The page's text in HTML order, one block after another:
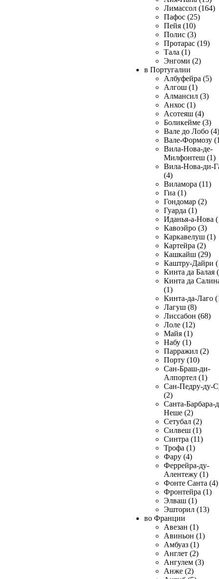
Лимассол (164)
Пафос (25)
Пейя (10)
Полис (3)
Протарас (19)
Тала (1)
Энгоми (2)
в Португалии
Албуфейра (5)
Алгош (1)
Алмансил (3)
Анхос (1)
Асотеяш (4)
Боликейме (3)
Вале до Лобо (4)
Вале-Формозу
Вила-Нова-де-
Милфонтеш (1)
Вила-Нова-ди-
(4)
Виламора (11)
Гиа (1)
Гондомар (2)
Гуарда (1)
Иданья-а-Нова
Кавоэйро (3)
Каркавелуш (1)
Картейра (2)
Кашкайш (29)
Каштру-Дайри
Кинта да Балая
Кинта да
(1)
Кинта-да-Лаго
Лагуш (8)
Лиссабон (68)
Лоле (12)
Майя (1)
Набу (1)
Парражил (2)
Порту (10)
Сан-Браш-ди-
Алпортел (1)
Сан-Педру-ду-
(2)
Санта-Барбара-
Неше (2)
Сетубал (2)
Силвеш (1)
Синтра (11)
Трофа (1)
Фару (4)
Феррейра-ду-
Алентежу (1)
Фонте Санта (4)
Фронтейра (1)
Элваш (1)
Эшторил (13)
во Франции
Авезан (1)
Авиньон (1)
Амбуаз (1)
Англет (2)
Ангулем (3)
Анже (2)